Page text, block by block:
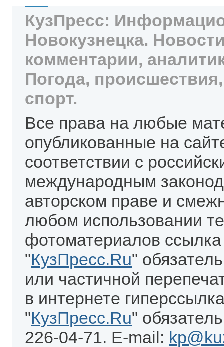
КузПресс:
Новокузнецка.
комментарии,
Погода,
спорт.
Все права на любые
опубликованные на
соответствии с
международным
авторском праве и
любом использовании
фотоматериалов
"КузПресс.Ru"
или частичной
в интернете
"КузПресс.Ru"
226-04-71. E-mail: